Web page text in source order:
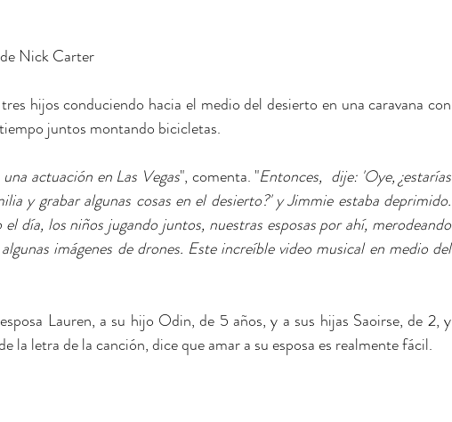
Nick Carter
hijos conduciendo hacia el medio del desierto en una caravana con
juntos montando bicicletas.
actuación en Las Vegas", comenta. "Entonces,  dije: 'Oye, ¿estarías
y grabar algunas cosas en el desierto?' y Jimmie estaba deprimido.
día, los niños jugando juntos, nuestras esposas por ahí, merodeando
imágenes de drones. Este increíble video musical en medio del
Lauren, a su hijo Odin, de 5 años, y a sus hijas Saoirse, de 2, y
la letra de la canción, dice que amar a su esposa es realmente fácil.